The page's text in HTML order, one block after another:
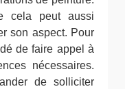
cela peut aussi
son aspect. Pour
de faire appel à
nécessaires.
de solliciter